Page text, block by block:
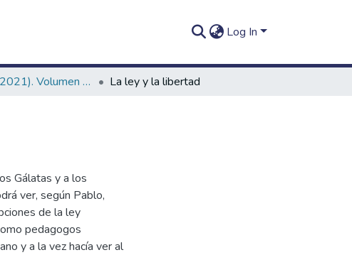
Log In
In Itinere (2021). Volumen 11, número 1 La ley y la libertad
Gálatas y a los
ver, según Pablo,
de la ley
pedagogos
y a la vez hacía ver al